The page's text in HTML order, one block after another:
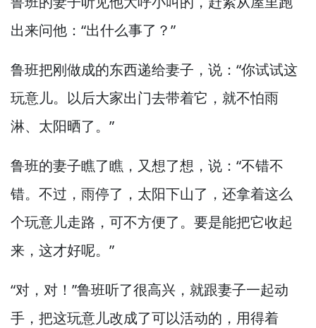
出来问他：“出什么事了？”
鲁班把刚做成的东西递给妻子， 说：“你试试这
玩意儿。 以后大家出门去带着它， 就不怕雨
淋、太阳晒了。”
鲁班的妻子瞧了瞧， 又想了想， 说：“不错不
错。 不过， 雨停了， 太阳下山了， 还拿着这么
个玩意儿走路， 可不方便了。 要是能把它收起
来， 这才好呢。”
“对， 对！”鲁班听了很高兴， 就跟妻子一起动
手， 把这玩意儿改成了可以活动的， 用得着